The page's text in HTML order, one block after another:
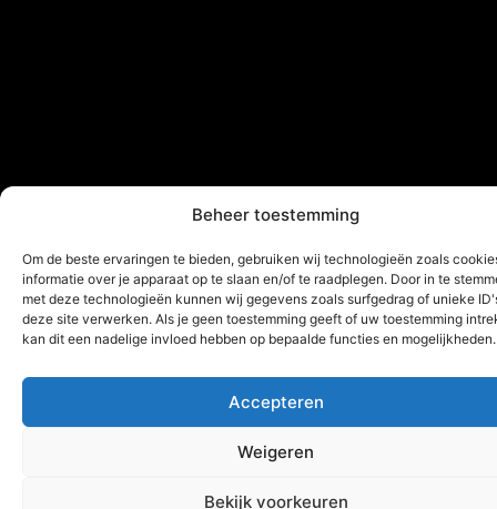
Beheer toestemming
Om de beste ervaringen te bieden, gebruiken wij technologieën zoals
informatie over je apparaat op te slaan en/of te raadplegen. Door in te
met deze technologieën kunnen wij gegevens zoals surfgedrag of unieke
deze site verwerken. Als je geen toestemming geeft of uw toestemming
kan dit een nadelige invloed hebben op bepaalde functies en mogelijkheden.
Accepteren
Weigeren
Bekijk voorkeuren